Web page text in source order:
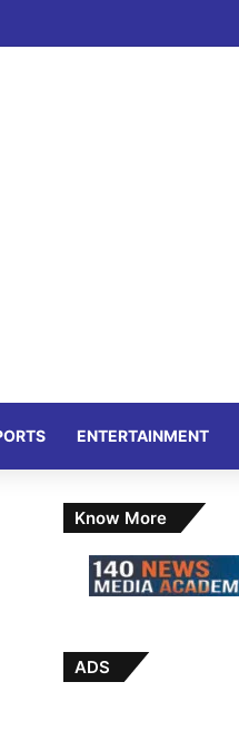
ENTERTAINMENT
Know More
ADS